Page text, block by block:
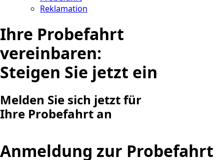
Reklamation
Ihre Probefahrt
vereinbaren:
Steigen Sie jetzt ein
Melden Sie sich jetzt für
Ihre Probefahrt an
Anmeldung zur Probefahrt